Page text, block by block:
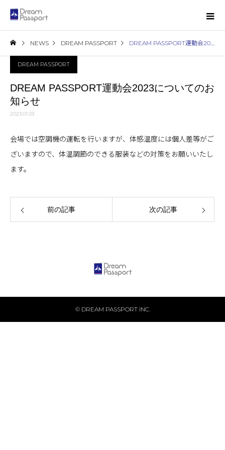
NEWS DREAM PASSPORT DREAM PASSPORT運動会2023についてのお知らせ
DREAM PASSPORT運動会2023についてのお
知らせ
2023.01.03
DREAM PASSPORT
会場では空調機の運転を行いますが、体感温度には個人差等がご
ざいますので、体温調節のできる服装などの対策をお願いいたし
ます。
前の記事 次の記事
© DREAM PASSPORT INC.